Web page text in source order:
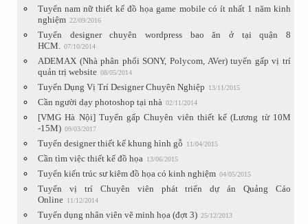
Tuyển nam nữ thiết kế đồ họa game mobile có ít nhất 1 năm kinh
nghiệm 22/09/2016
Tuyển designer chuyên wordpress bao ăn ở tại quận 8
HCM. 07/10/2014
ADEMAX (Nhà phân phối SONY, Polycom, AVer) tuyển gấp vị trí
quản trị website 08/05/2014
Tuyển Dụng Vị Trí Designer Chuyên Nghiệp 13/11/2015
Cần người dạy photoshop tại nhà 02/11/2014
[VMG Hà Nội] Tuyển gấp Chuyên viên thiết kế (Lương từ 10M
-15M) 09/03/2017
Tuyển designer thiết kế khung hình gỗ 11/04/2015
Cần tìm việc thiết kế đồ họa 13/06/2015
Tuyển kiến trúc sư kiêm đồ họa có kinh nghiệm 04/05/2015
Tuyển vị trí Chuyên viên phát triển dự án Quảng Cáo
Online 11/12/2014
Tuyển dụng nhân viên vẽ minh họa (đợt 3) 25/12/2013